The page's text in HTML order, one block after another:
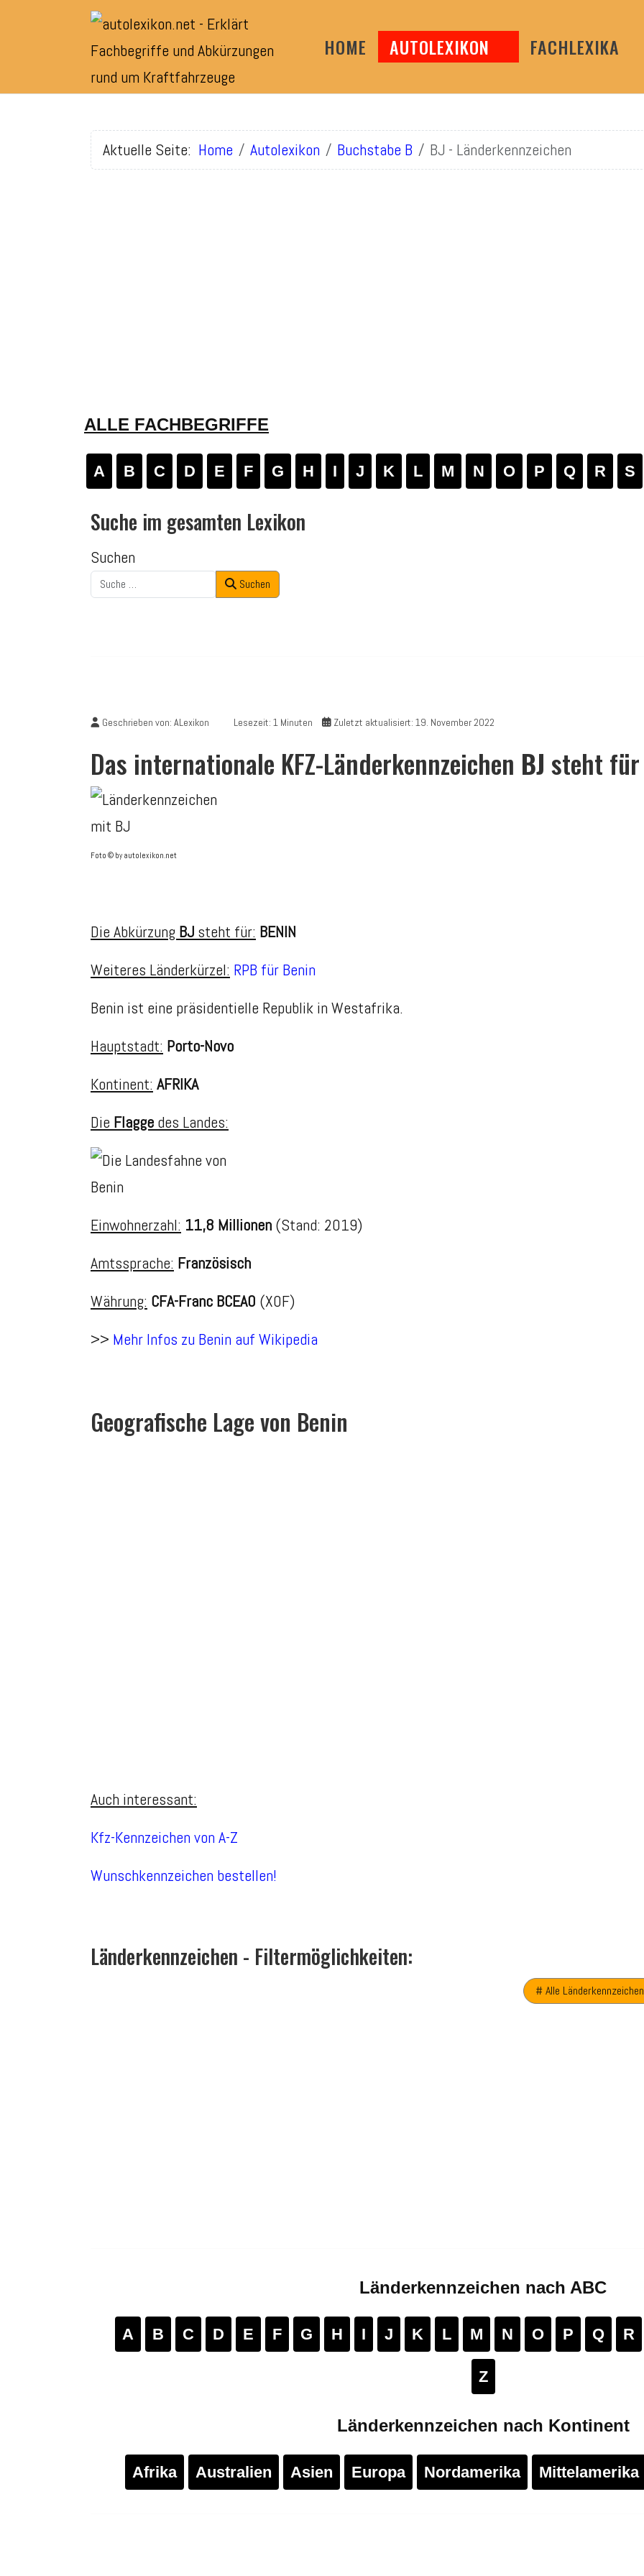
HOME AUTOLEXIKON FACHLEXIKA
Aktuelle Seite: Home Autolexikon Buchstabe B BJ - Länderkennzeichen
ALLE FACHBEGRIFFE
A B C D E F G H I J K L M N O P Q R S
Suche im gesamten Lexikon
Suchen
Suchen
Geschrieben von: ALexikon Lesezeit: 1 Minuten Zuletzt aktualisiert: 19. November 2022
Das internationale KFZ-Länderkennzeichen BJ steht
Foto © by autolexikon.net
Die Abkürzung BJ steht für: BENIN
Weiteres Länderkürzel: RPB für Benin
Benin ist eine präsidentielle Republik in Westafrika.
Hauptstadt: Porto-Novo
Kontinent: AFRIKA
Die Flagge des Landes:
Einwohnerzahl: 11,8 Millionen (Stand: 2019)
Amtssprache: Französisch
Währung: CFA-Franc BCEAO (XOF)
>> Mehr Infos zu Benin auf Wikipedia
Geografische Lage von Benin
Auch interessant:
Kfz-Kennzeichen von A-Z
Wunschkennzeichen bestellen!
Länderkennzeichen - Filtermöglichkeiten:
# Alle Länderkennzeichen
Länderkennzeichen nach ABC
A B C D E F G H I J K L M N O P Q R
Z
Länderkennzeichen nach Kontinent
Afrika Australien Asien Europa Nordamerika Mittelamerika